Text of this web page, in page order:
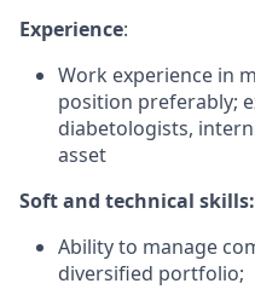
Experience:
Work experience in
position preferably;
diabetologists,
asset
Soft and technical skills:
Ability to manage
diversified portfolio;